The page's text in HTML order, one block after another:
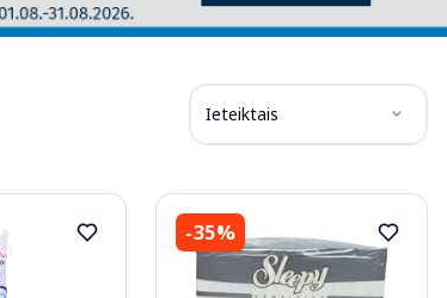
Ieteiktais
-35%